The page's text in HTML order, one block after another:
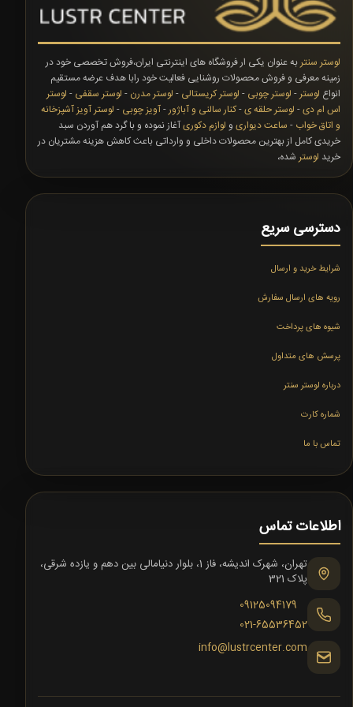
لوستر سنتر به عنوان یکی ار فروشگاه های اینترنتی ایران،فروش تخصصی خود در
زمینه معرفی و فروش محصولات روشنایی فعالیت خود رابا هدف عرضه مستقیم
انواع لوستر - لوستر چوبی - لوستر کریستالی - لوستر مدرن - لوستر سقفی - لوستر
اس ام دی- لوستر حلقه ی-کنار سالنی و آباژور-آویز چوبی - لوستر آویز آشپزخانه
و اتاق خواب - ساعت دیواری و لوازم دکوریآغاز نموده و با گرد هم آوردن سبد
خریدی کامل از بهترین محصولات داخلی و وارداتی باعث کاهش هزینه مشتریان در
خرید لوستر شده،
دسترسی سریع
شرایط خرید و ارسال
رویه های ارسال سفارش
شیوه های پرداخت
پرسش های متداول
درباره لوستر سنتر
شماره کارت
تماس با ما
اطلاعات تماس
تهران، شهرک اندیشه، فاز 1، بلوار دنیامالی بین دهم و یازده شرقی،
پلاک 321
09125094179
021-65536452
info@lustrcenter.com